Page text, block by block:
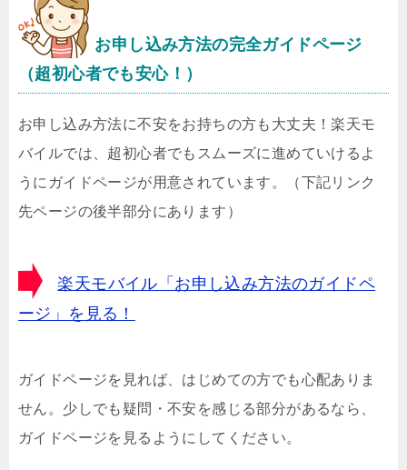
お申し込み方法の完全ガイドページ
（超初心者でも安心！）
お申し込み方法に不安をお持ちの方も大丈夫！楽天モ
バイルでは、超初心者でもスムーズに進めていけるよ
うにガイドページが用意されています。（下記リンク
先ページの後半部分にあります）
楽天モバイル「お申し込み方法のガイドペ
ージ」を見る！
ガイドページを見れば、はじめての方でも心配ありま
せん。少しでも疑問・不安を感じる部分があるなら、
ガイドページを見るようにしてください。